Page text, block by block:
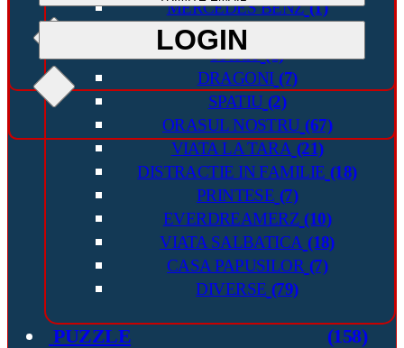
MERCEDES BENZ (1)
INAPOI IN VIITOR
SPIRIT (1)
DRAGONI (7)
SPATIU (2)
ORASUL NOSTRU (67)
VIATA LA TARA (21)
DISTRACTIE IN FAMILIE (18)
PRINTESE (7)
EVERDREAMERZ (10)
VIATA SALBATICA (18)
CASA PAPUSILOR (7)
DIVERSE (79)
PUZZLE (158)
LOGIN
LOGIN